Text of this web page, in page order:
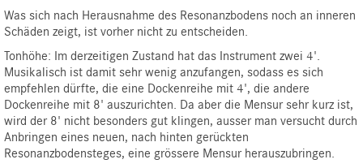
Was sich nach Herausnahme des Resonanzbodens noch an inneren
Schäden zeigt, ist vorher nicht zu entscheiden.
Tonhöhe: Im derzeitigen Zustand hat das Instrument zwei 4'.
Musikalisch ist damit sehr wenig anzufangen, sodass es sich
empfehlen dürfte, die eine Dockenreihe mit 4', die andere
Dockenreihe mit 8' auszurichten. Da aber die Mensur sehr kurz ist,
wird der 8' nicht besonders gut klingen, ausser man versucht durch
Anbringen eines neuen, nach hinten gerückten
Resonanzbodensteges, eine grössere Mensur herauszubringen.